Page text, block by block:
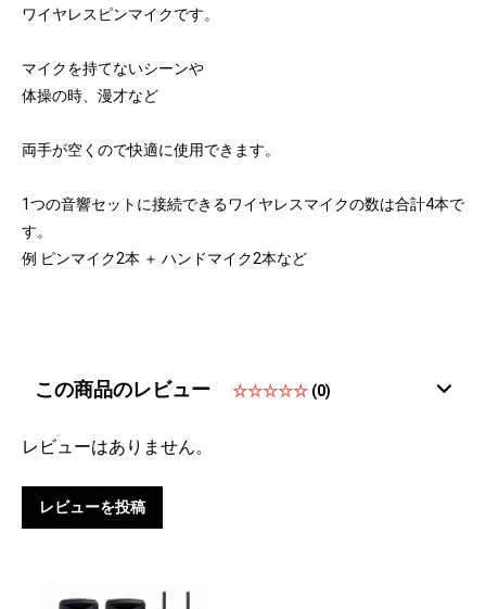
ワイヤレスピンマイクです。
マイクを持てないシーンや
体操の時、漫才など
両手が空くので快適に使用できます。
1つの音響セットに接続できるワイヤレスマイクの数は合計4本で
す。
例 ピンマイク2本 ＋ ハンドマイク2本など
この商品のレビュー ☆☆☆☆☆ (0)
レビューはありません。
レビューを投稿